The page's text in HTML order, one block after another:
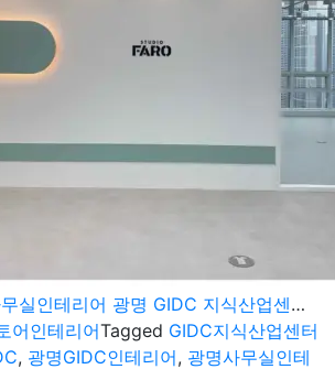
촬영 스튜디오 사무실인테리어 광명 GIDC 지식산업센터 호리존 공사
어인테리어Tagged GIDC지식산업센터
, 광명GIDC인테리어, 광명사무실인테